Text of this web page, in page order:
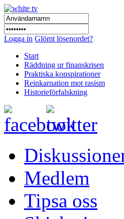
Logga in Glömt lösenordet?
Start
Räddning ur finanskrisen
Praktiska konspirationer
Reinkarnation mot rasism
Historieförfalskning
Medlem
Tipsa oss